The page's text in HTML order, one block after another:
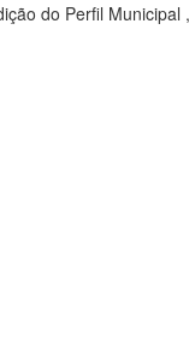
do Perfil Municipal